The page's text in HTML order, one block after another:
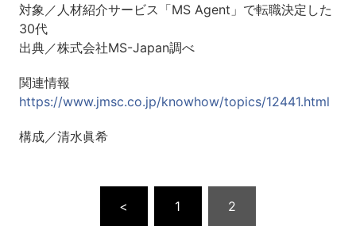
対象／人材紹介サービス「MS Agent」で転職決定した
30代
出典／株式会社MS-Japan調べ
関連情報
https://www.jmsc.co.jp/knowhow/topics/12441.html
構成／清水眞希
< 1 2